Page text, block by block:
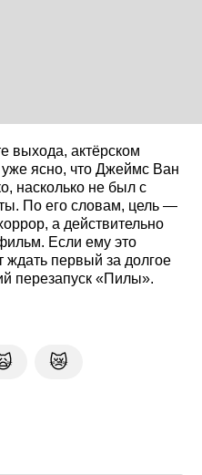
выхода, актёрском
ясно, что Джеймс Ван
насколько не был с
По его словам, цель —
а действительно
Если ему это
ждать первый за долгое
перезапуск «Пилы».
😿